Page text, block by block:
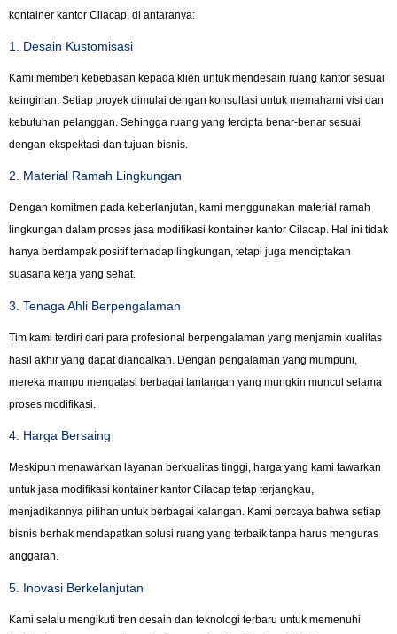
kontainer kantor Cilacap, di antaranya:
1. Desain Kustomisasi
Kami memberi kebebasan kepada klien untuk mendesain ruang kantor sesuai
keinginan. Setiap proyek dimulai dengan konsultasi untuk memahami visi dan
kebutuhan pelanggan. Sehingga ruang yang tercipta benar-benar sesuai
dengan ekspektasi dan tujuan bisnis.
2. Material Ramah Lingkungan
Dengan komitmen pada keberlanjutan, kami menggunakan material ramah
lingkungan dalam proses jasa modifikasi kontainer kantor Cilacap. Hal ini tidak
hanya berdampak positif terhadap lingkungan, tetapi juga menciptakan
suasana kerja yang sehat.
3. Tenaga Ahli Berpengalaman
Tim kami terdiri dari para profesional berpengalaman yang menjamin kualitas
hasil akhir yang dapat diandalkan. Dengan pengalaman yang mumpuni,
mereka mampu mengatasi berbagai tantangan yang mungkin muncul selama
proses modifikasi.
4. Harga Bersaing
Meskipun menawarkan layanan berkualitas tinggi, harga yang kami tawarkan
untuk jasa modifikasi kontainer kantor Cilacap tetap terjangkau,
menjadikannya pilihan untuk berbagai kalangan. Kami percaya bahwa setiap
bisnis berhak mendapatkan solusi ruang yang terbaik tanpa harus menguras
anggaran.
5. Inovasi Berkelanjutan
Kami selalu mengikuti tren desain dan teknologi terbaru untuk memenuhi